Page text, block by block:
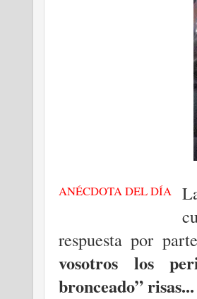
ANÉCDOTA DEL DÍA
respuesta por
vosotros los
bronceado” risas...